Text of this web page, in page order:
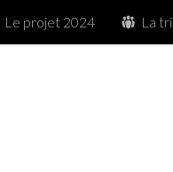
Le projet 2024 La